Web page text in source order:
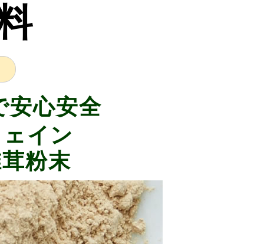
安心安全
イン
粉末